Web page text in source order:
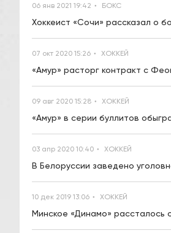
06 янв 2021 19:42 БОКС
Хоккеист «Сочи» рассказал о
07 окт 2020 15:26 ХОККЕЙ
«Амур» расторг контракт с
09 авг 2020 15:28 ХОККЕЙ
«Амур» в серии буллитов
03 апр 2020 10:40 ХОККЕЙ
В Белоруссии заведено
10 дек 2019 13:06 ХОККЕЙ
Минское «Динамо» рассталось